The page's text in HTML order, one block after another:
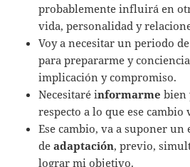
probablemente influirá en
vida, personalidad y
Voy a necesitar un periodo
para prepararme y
implicación y compromiso.
Necesitaré informarme bien
respecto a lo que ese cambio
Ese cambio, va a suponer
deadaptación, previo,
lograr mi objetivo.